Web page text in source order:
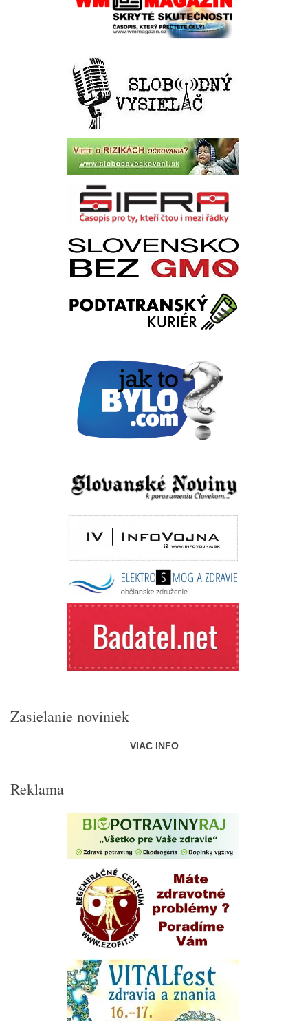
Zasielanie noviniek
VIAC INFO
Reklama